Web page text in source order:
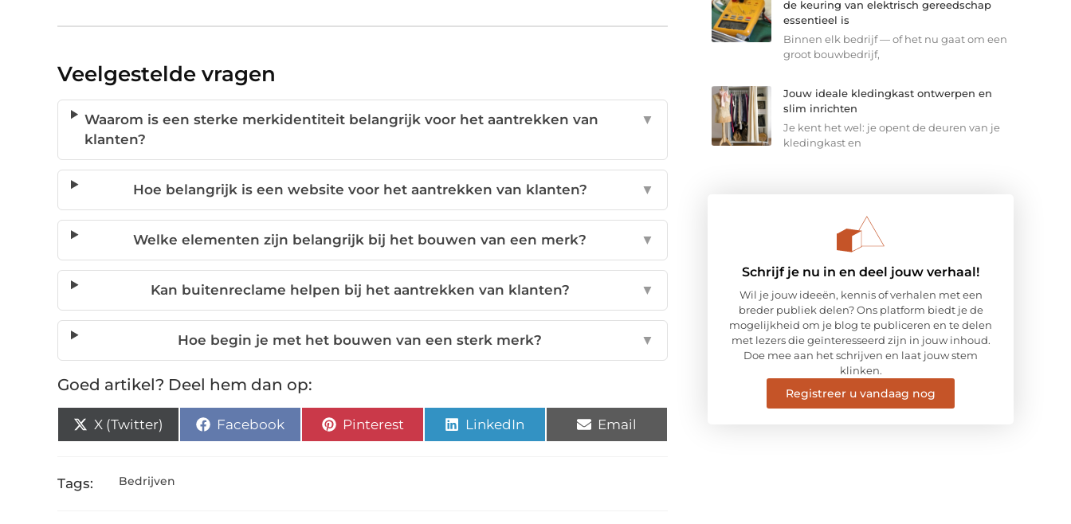
Veelgestelde vragen
Waarom is een sterke merkidentiteit belangrijk voor het aantrekken van
klanten?
▼
Hoe belangrijk is een website voor het aantrekken van klanten? ▼
Welke elementen zijn belangrijk bij het bouwen van een merk? ▼
Kan buitenreclame helpen bij het aantrekken van klanten? ▼
Hoe begin je met het bouwen van een sterk merk? ▼
Goed artikel? Deel hem dan op:
X (Twitter) Facebook Pinterest LinkedIn Email
Tags: Bedrijven
de keuring van elektrisch gereedschap
essentieel is
Binnen elk bedrijf — of het nu gaat om een
groot bouwbedrijf,
Jouw ideale kledingkast ontwerpen en
slim inrichten
Je kent het wel: je opent de deuren van je
kledingkast en
Schrijf je nu in en deel jouw verhaal!
Wil je jouw ideeën, kennis of verhalen met een
breder publiek delen? Ons platform biedt je de
mogelijkheid om je blog te publiceren en te delen
met lezers die geïnteresseerd zijn in jouw inhoud.
Doe mee aan het schrijven en laat jouw stem
klinken.
Registreer u vandaag nog